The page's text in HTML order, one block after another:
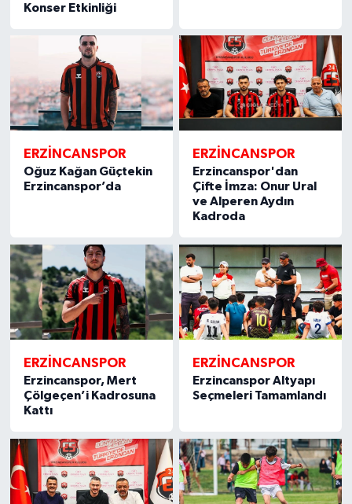
Konser Etkinliği
ERZİNCANSPOR
Oğuz Kağan Güçtekin
Erzincanspor’da
ERZİNCANSPOR
Erzincanspor'dan
Çifte İmza: Onur Ural
ve Alperen Aydın
Kadroda
ERZİNCANSPOR
Erzincanspor, Mert
Çölgeçen’i Kadrosuna
Kattı
ERZİNCANSPOR
Erzincanspor Altyapı
Seçmeleri Tamamlandı